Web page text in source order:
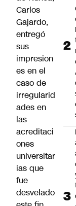
Carlos
Gajardo,
entregó
sus
impresion
es en el
caso de
irregularid
ades en
las
acreditaci
ones
universitar
ias que
fue
desvelado